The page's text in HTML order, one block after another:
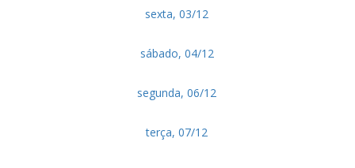
sexta, 03/12
sábado, 04/12
segunda, 06/12
terça, 07/12